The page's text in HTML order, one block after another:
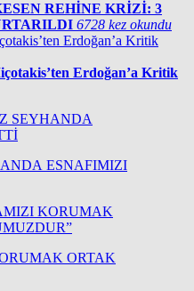
REHİNE KRİZİ: 3
6728 kez okundu
Erdoğan’a Kritik
ESNAFIMIZI
ORTAK